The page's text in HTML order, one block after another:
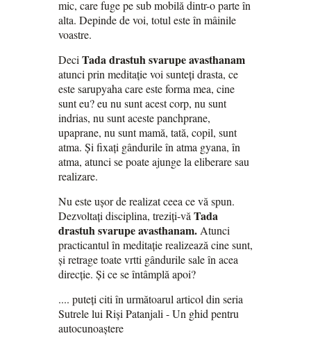
mic, care fuge pe sub mobilă dintr-o parte în
alta. Depinde de voi, totul este în mâinile
voastre.
Deci Tada drastuh svarupe avasthanam
atunci prin meditație voi sunteți drasta, ce
este sarupyaha care este forma mea, cine
sunt eu? eu nu sunt acest corp, nu sunt
indrias, nu sunt aceste panchprane,
upaprane, nu sunt mamă, tată, copil, sunt
atma. Și fixați gândurile în atma gyana, în
atma, atunci se poate ajunge la eliberare sau
realizare.
Nu este ușor de realizat ceea ce vă spun.
Dezvoltați disciplina, treziți-vă Tada
drastuh svarupe avasthanam. Atunci
practicantul în meditație realizează cine sunt,
și retrage toate vrtti gândurile sale în acea
direcție. Și ce se întâmplă apoi?
.... puteți citi în următoarul articol din seria
Sutrele lui Riși Patanjali - Un ghid pentru
autocunoaștere